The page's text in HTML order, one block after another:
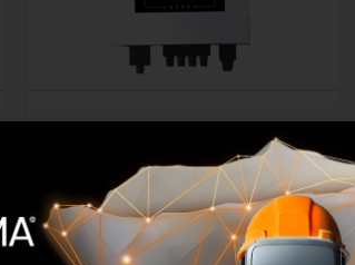
SCOPRI